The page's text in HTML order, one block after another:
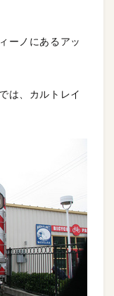
ーノにあるアッ
は、カルトレイ